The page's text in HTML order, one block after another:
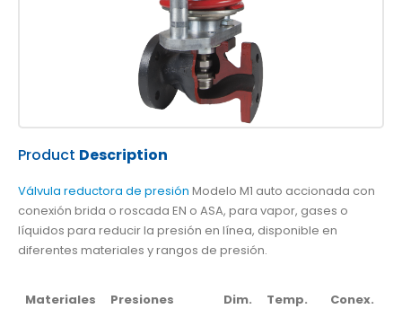
Product Description
Válvula reductora de presión Modelo M1 auto accionada con
conexión brida o roscada EN o ASA, para vapor, gases o
líquidos para reducir la presión en línea, disponible en
diferentes materiales y rangos de presión.
Materiales Presiones Dim. Temp. Conex.